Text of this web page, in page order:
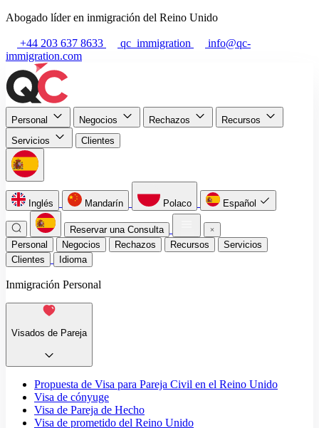
Abogado líder en inmigración del Reino Unido
+44 203 637 8633 qc_immigration
info@qc-
immigration.com
Personal Negocios Rechazos
Recursos
Servicios
Clientes
Inglés Mandarín Polaco Español
Reservar una Consulta
Personal
Negocios Rechazos Recursos
Servicios
Clientes
Idioma
Inmigración Personal
Visados de Pareja
Propuesta de Visa para Pareja Civil en el Reino Unido
Visa de cónyuge
Visa de Pareja de Hecho
Visa de prometido del Reino Unido